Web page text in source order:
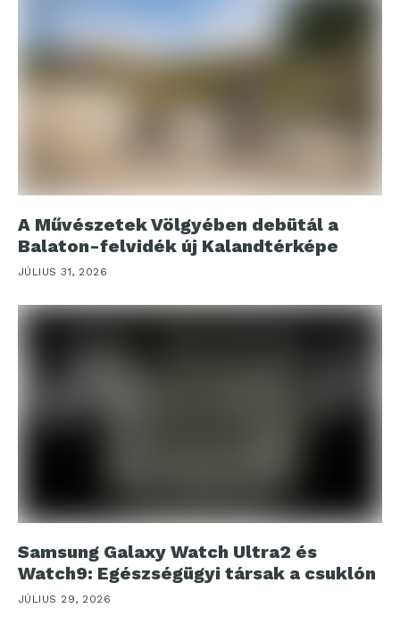
A Művészetek Völgyében debütál a
Balaton-felvidék új Kalandtérképe
JÚLIUS 31, 2026
Samsung Galaxy Watch Ultra2 és
Watch9: Egészségügyi társak a csuklón
JÚLIUS 29, 2026